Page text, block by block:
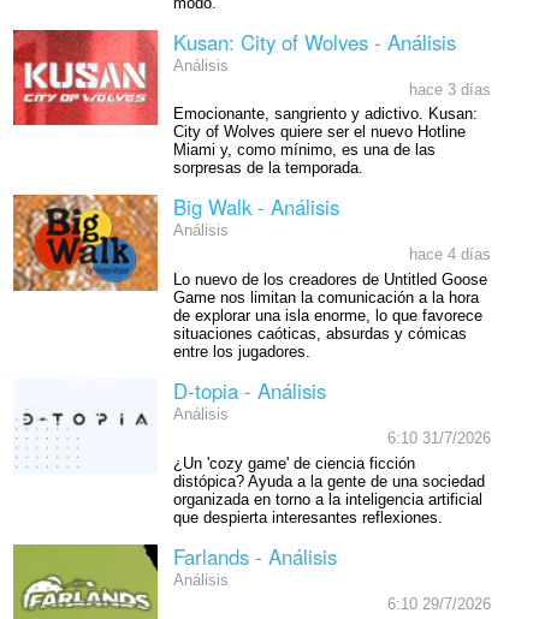
Kusan: City of Wolves - Análisis
Análisis
hace 3 días
Emocionante, sangriento y adictivo. Kusan:
City of Wolves quiere ser el nuevo Hotline
Miami y, como mínimo, es una de las
sorpresas de la temporada.
Big Walk - Análisis
Análisis
hace 4 días
Lo nuevo de los creadores de Untitled Goose
Game nos limitan la comunicación a la hora
de explorar una isla enorme, lo que favorece
situaciones caóticas, absurdas y cómicas
entre los jugadores.
D-topia - Análisis
Análisis
6:10 31/7/2026
¿Un 'cozy game' de ciencia ficción
distópica? Ayuda a la gente de una sociedad
organizada en torno a la inteligencia artificial
que despierta interesantes reflexiones.
Farlands - Análisis
Análisis
6:10 29/7/2026